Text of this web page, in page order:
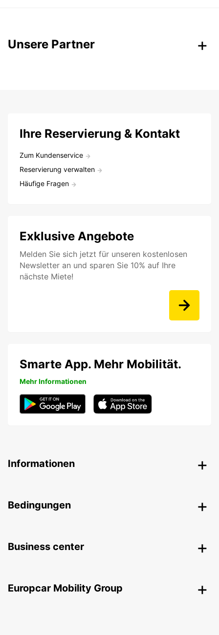
Unsere Partner
Ihre Reservierung & Kontakt
Zum Kundenservice
Reservierung verwalten
Häufige Fragen
Exklusive Angebote
Melden Sie sich jetzt für unseren kostenlosen
Newsletter an und sparen Sie 10% auf Ihre
nächste Miete!
Smarte App. Mehr Mobilität.
Mehr Informationen
Informationen
Bedingungen
Business center
Europcar Mobility Group